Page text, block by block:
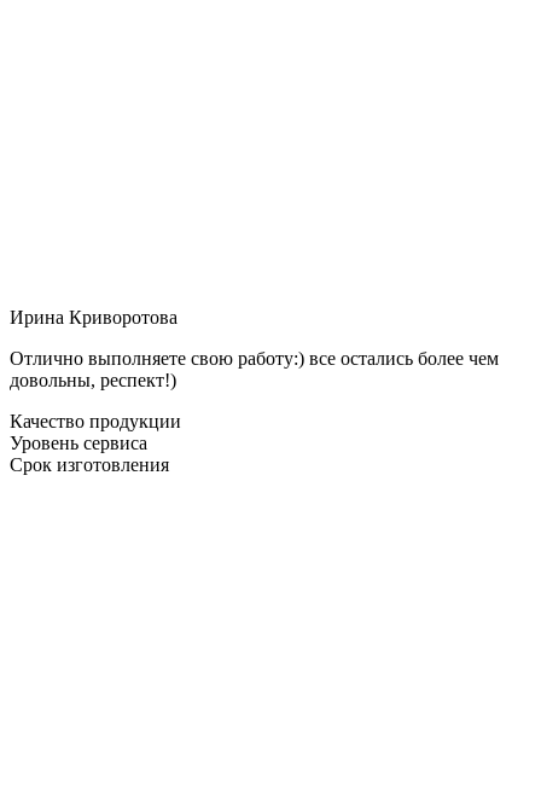
Ирина Криворотова
Отлично выполняете свою работу:) все остались более чем
довольны, респект!)
Качество продукции
Уровень сервиса
Срок изготовления